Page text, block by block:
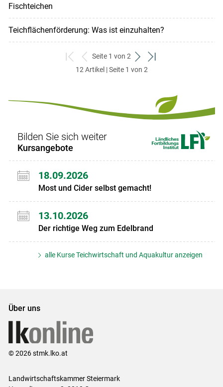
Fischteichen
Teichflächenförderung: Was ist einzuhalten?
zum
ersten
zurück
zum
Seite 1 von 2
weiter
zum
zum
12 Artikel | Seite 1 von 2
Bilden Sie sich weiter
Kursangebote
18.09.2026
Most und Cider selbst gemacht!
13.10.2026
Der richtige Weg zum Edelbrand
alle Kurse Teichwirtschaft und Aquakultur anzeigen
Über uns
© 2026 stmk.lko.at
Landwirtschaftskammer Steiermark